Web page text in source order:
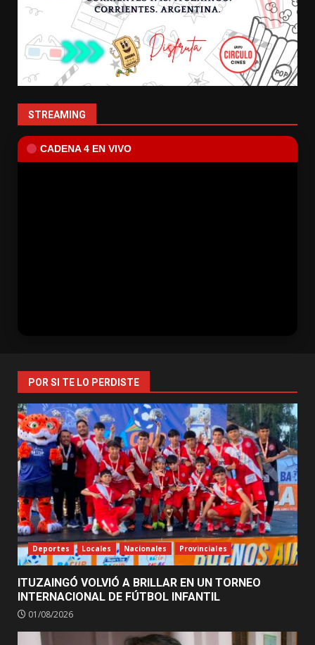
STREAMING
CADENA 4 EN VIVO
POR SI TE LO PERDISTE
Deportes Locales Nacionales Provinciales
ITUZAINGÓ VOLVIÓ A BRILLAR EN UN TORNEO
INTERNACIONAL DE FÚTBOL INFANTIL
01/08/2026